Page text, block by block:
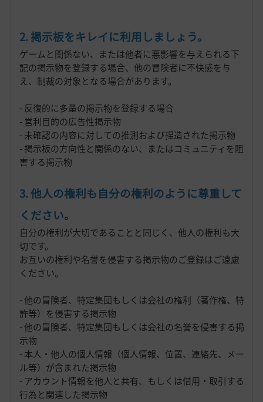
2. 掲示板をキレイに利用しましょう。
ゲームと関係ない、または他者に悪影響を与えられる下
記の掲示物を登録する場合、他の冒険者に不快感を与
え、制裁の対象となる場合があります。
- 反復的に多量の掲示物を登録する場合
- 営利目的の広告性掲示物
- 未確認の内容に対しての推測および捏造された掲示物
- 掲示板の方向性と関係のない、またはコミュニティを阻
害する掲示物
3. 他人の権利も自分の権利のように尊重して
ください。
自分の権利が大切であることと同じく、他人の権利も大
切です。
お互いの権利や名誉を侵害する掲示物のご登録はご遠慮
ください。
- 他の冒険者、特定集団もしくは会社の権利（著作権、特
許等）を侵害する掲示物
- 他の冒険者、特定集団もしくは会社の名誉を侵害する掲
示物
- 本人・他人の個人情報（個人情報、位置、連絡先、メー
ル等）が含まれた掲示物
- アカウント情報を他人と共有、もしくは借用・取引する
行為と関連した掲示物